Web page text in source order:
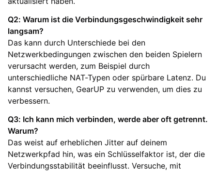
Q2: Warum ist die Verbindungsgeschwindigkeit sehr
langsam?
Das kann durch Unterschiede bei den
Netzwerkbedingungen zwischen den beiden Spielern
verursacht werden, zum Beispiel durch
unterschiedliche NAT-Typen oder spürbare Latenz. Du
kannst versuchen, GearUP zu verwenden, um dies zu
verbessern.
Q3: Ich kann mich verbinden, werde aber oft getrennt.
Warum?
Das weist auf erheblichen Jitter auf deinem
Netzwerkpfad hin, was ein Schlüsselfaktor ist, der die
Verbindungsstabilität beeinflusst. Versuche, mit